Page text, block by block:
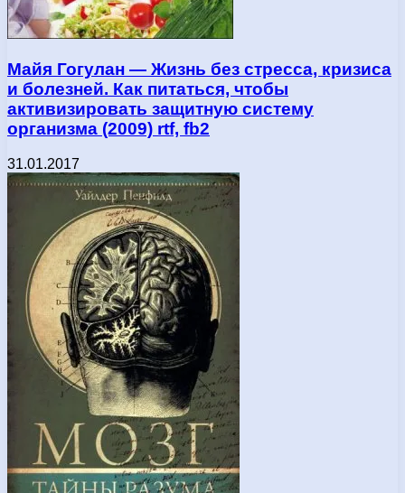
Майя Гогулан — Жизнь без стресса, кризиса
и болезней. Как питаться, чтобы
активизировать защитную систему
организма (2009) rtf, fb2
31.01.2017